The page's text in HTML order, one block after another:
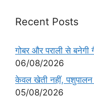
Recent Posts
गोबर और पराली से बनेगी
06/08/2026
केवल खेती नहीं, पशुपालन
05/08/2026